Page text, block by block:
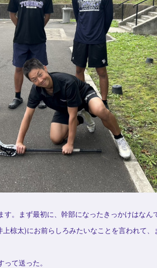
。まず最初に、幹部になったきっかけはなん
椋太)にお前らしろみたいなことを言われて、
て送った。